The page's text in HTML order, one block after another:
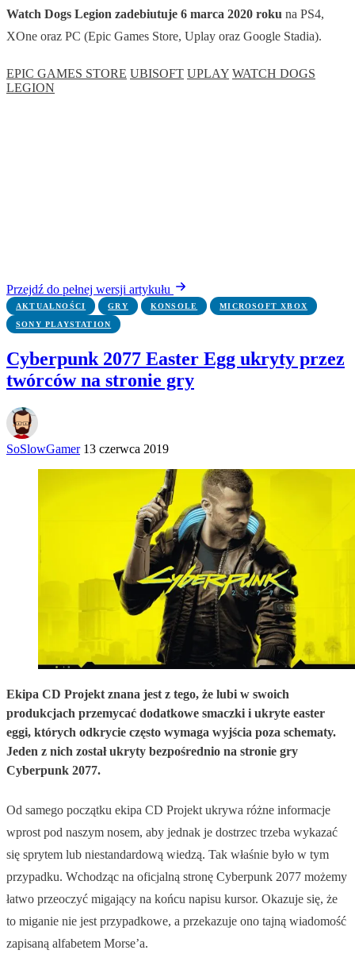
Watch Dogs Legion zadebiutuje 6 marca 2020 roku na PS4,
XOne oraz PC (Epic Games Store, Uplay oraz Google Stadia).
EPIC GAMES STORE UBISOFT UPLAY WATCH DOGS
LEGION
Przejdź do pełnej wersji artykułu
AKTUALNOŚCI GRY KONSOLE MICROSOFT XBOX
SONY PLAYSTATION
Cyberpunk 2077 Easter Egg ukryty przez
twórców na stronie gry
SoSlowGamer 13 czerwca 2019
Ekipa CD Projekt znana jest z tego, że lubi w swoich
produkcjach przemycać dodatkowe smaczki i ukryte easter
eggi, których odkrycie często wymaga wyjścia poza schematy.
Jeden z nich został ukryty bezpośrednio na stronie gry
Cyberpunk 2077.
Od samego początku ekipa CD Projekt ukrywa różne informacje
wprost pod naszym nosem, aby jednak je dostrzec trzeba wykazać
się sprytem lub niestandardową wiedzą. Tak właśnie było w tym
przypadku. Wchodząc na oficjalną stronę Cyberpunk 2077 możemy
łatwo przeoczyć migający na końcu napisu kursor. Okazuje się, że
to miganie nie jest przypadkowe, a przekazuje ono tajną wiadomość
zapisaną alfabetem Morse’a.